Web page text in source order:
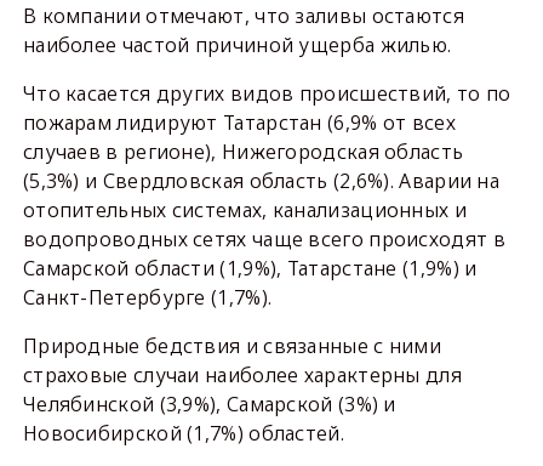
В компании отмечают, что заливы остаются
наиболее частой причиной ущерба жилью.
Что касается других видов происшествий, то по
пожарам лидируют Татарстан (6,9% от всех
случаев в регионе), Нижегородская область
(5,3%) и Свердловская область (2,6%). Аварии на
отопительных системах, канализационных и
водопроводных сетях чаще всего происходят в
Самарской области (1,9%), Татарстане (1,9%) и
Санкт-Петербурге (1,7%).
Природные бедствия и связанные с ними
страховые случаи наиболее характерны для
Челябинской (3,9%), Самарской (3%) и
Новосибирской (1,7%) областей.